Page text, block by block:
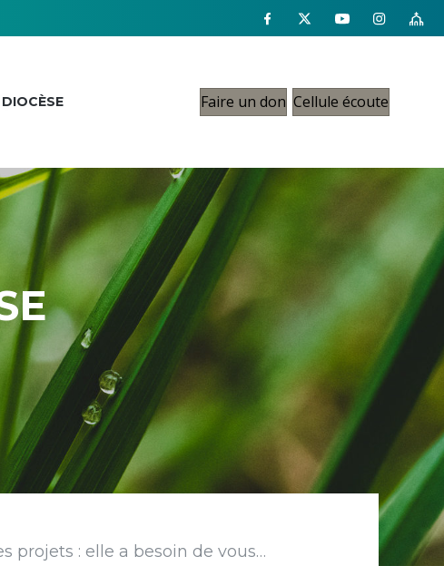
DIOCÈSE Faire un don Cellule écoute
projets : elle a besoin de vous…